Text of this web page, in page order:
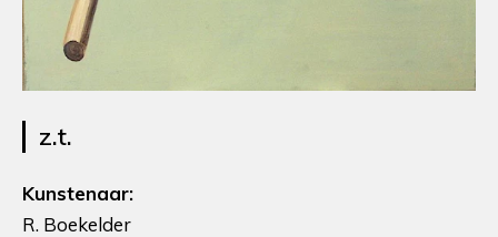
z.t.
Kunstenaar:
R. Boekelder